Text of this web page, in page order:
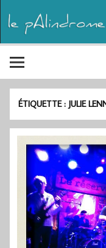
ÉTIQUETTE : JULIE